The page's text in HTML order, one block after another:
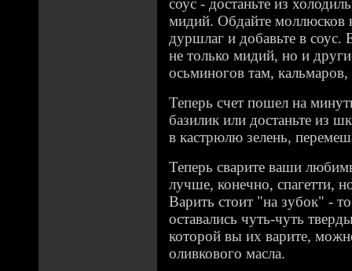
соус - достаньте из
мидий. Обдайте моллюсков
дуршлаг и добавьте в соус.
не только мидий, но и
осьминогов там,
Теперь счет пошел на
базилик или достаньте из
в кастрюлю зелень,
Теперь сварите ваши
лучше, конечно, спагетти,
Варить стоит "на зубок" -
оставались чуть-чуть
которой вы их варите,
оливкового масла.